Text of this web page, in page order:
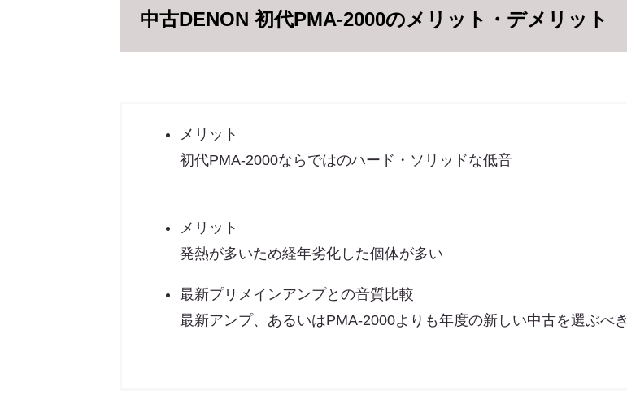
中古DENON 初代PMA-2000のメリット・デメリット
メリット
初代PMA-2000ならではのハード・ソリッドな低音
メリット
発熱が多いため経年劣化した個体が多い
最新プリメインアンプとの音質比較
最新アンプ、あるいはPMA-2000よりも年度の新しい中古を選ぶべき